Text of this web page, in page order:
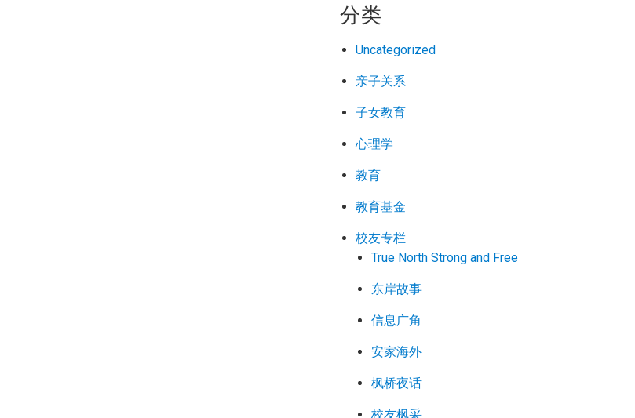
分类
Uncategorized
亲子关系
子女教育
心理学
教育
教育基金
校友专栏
True North Strong and Free
东岸故事
信息广角
安家海外
枫桥夜话
校友枫采